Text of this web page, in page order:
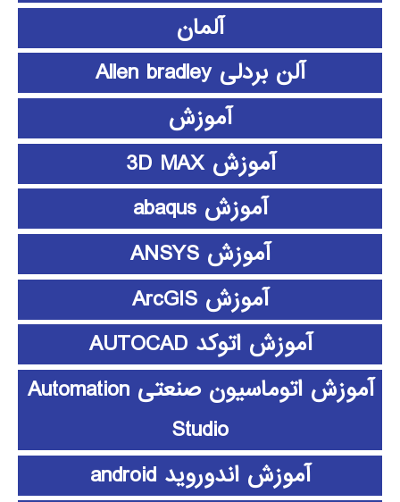
آلمان
آلن بردلی Allen bradley
آموزش
آموزش 3D MAX
آموزش abaqus
آموزش ANSYS
آموزش ArcGIS
آموزش اتوکد AUTOCAD
آموزش اتوماسیون صنعتی Automation
Studio
آموزش اندوروید android